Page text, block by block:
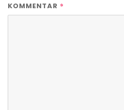
KOMMENTAR *